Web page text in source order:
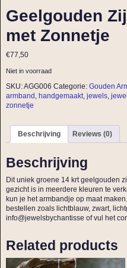
Geelgouden
met Zonnetje
€77,50
Niet in voorraad
SKU:AGG006 Categorie: Gouden
armband , handgemaakt, jewels,
zonnetje
Beschrijving Reviews (0)
Beschrijving
Dit uniek groene 14 krt geelgouden
gezicht is in meerdere kleuren te
kun je het armbandje op maat
bestellen zoals lichtblauw, zwart,
info@jewelsbychantisse of vul het
Related products